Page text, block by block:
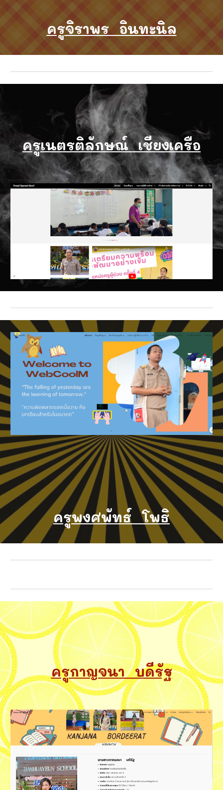
ครูจิราพร อินทะนิล
ครูเนตรติลักษณ์ เชียงเครือ
ครูพงศพัทธ์ โพธิ
ครูกาญจนา บดีรัฐ